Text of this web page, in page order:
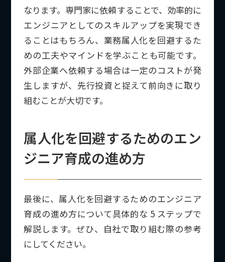
なります。専門家に依頼することで、効率的に
エンジニアとしてのスキルアップを実現でき
ることはもちろん、業務属人化を回避するた
めの工夫やマインドを学ぶことも可能です。
外部企業へ依頼する場合は一定のコストが発
生しますが、先行投資と捉えて前向きに取り
組むことが大切です。
属人化を回避するためのエン
ジニア育成の進め方
最後に、属人化を回避するためのエンジニア
育成の進め方について具体的な 5 ステップで
解説します。ぜひ、自社で取り組む際の参考
にしてください。